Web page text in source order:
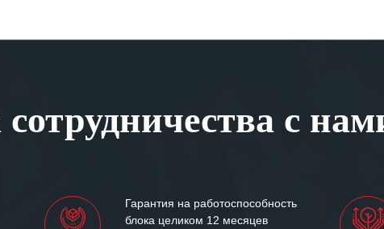
с
Гарантия на работоспособность
блока целиком 12 месяцев